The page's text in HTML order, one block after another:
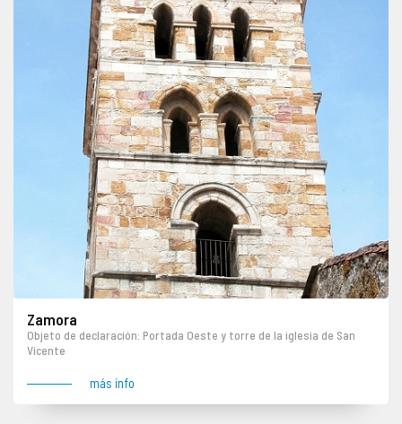
Zamora
Objeto de declaración: Portada Oeste y torre de la iglesia de San
Vicente
más info